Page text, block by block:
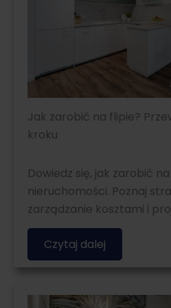
Jak zarobić na flipie?
kroku
Dowiedz się, jak zarobić
nieruchomości. Poznaj
zarządzanie kosztami i
Czytaj dalej